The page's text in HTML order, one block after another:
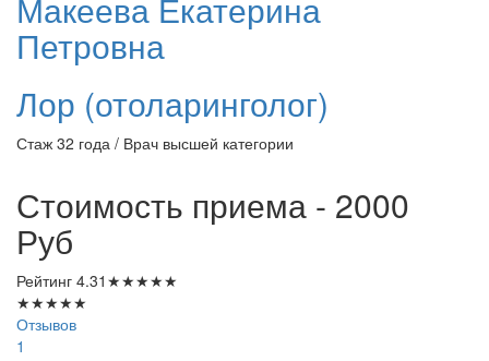
Макеева Екатерина
Петровна
Лор (отоларинголог)
Стаж 32 года / Врач высшей категории
Стоимость приема - 2000
Руб
Рейтинг 4.31 ★★★★★
★★★★★
Отзывов
1